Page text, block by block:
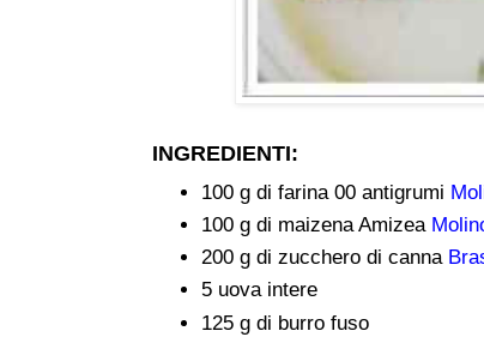
INGREDIENTI:
100 g di farina 00 antigrumi
100 g di maizena Amizea
200 g di zucchero di canna
5 uova intere
125 g di burro fuso